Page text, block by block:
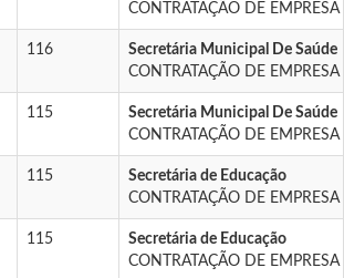
CONTRATAÇÃO DE
116
Secretária Municipal De Saúde
CONTRATAÇÃO DE
115
Secretária Municipal De Saúde
CONTRATAÇÃO DE
115
Secretária de Educação
CONTRATAÇÃO DE
115
Secretária de Educação
CONTRATAÇÃO DE